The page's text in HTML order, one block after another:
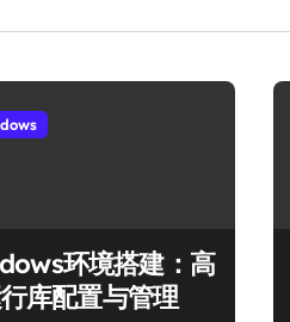
环境搭建：高
库配置与管理